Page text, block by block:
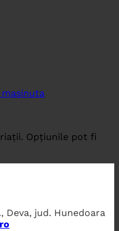
Opțiunile pot fi
Deva, jud. Hunedoara